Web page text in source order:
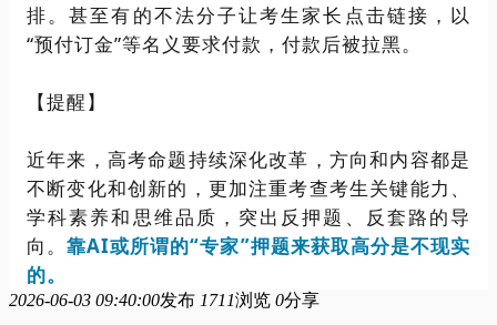
排。甚至有的不法分子让考生家长点击链接，以
“预付订金”等名义要求付款，付款后被拉黑。
【提醒】
近年来，高考命题持续深化改革，方向和内容都是
不断变化和创新的，更加注重考查考生关键能力、
学科素养和思维品质，突出反押题、反套路的导
向。靠AI或所谓的“专家”押题来获取高分是不现实
的。
2026-06-03 09:40:00发布 1711浏览 0分享